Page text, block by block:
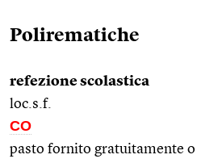
Polirematiche
refezione scolastica
loc.s.f.
CO
pasto fornito gratuitamente